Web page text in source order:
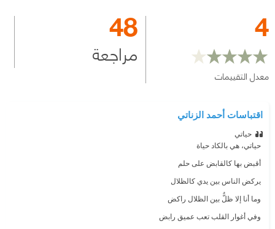
4
معدل التقييمات
48
مراجعة
اقتباسات أحمد الزناتي
حياتي
‫ حياتي، هي بالكاد حياة
‫ أقبض بها كالقابض على حلم
‫ يركض الناس بين يدي كالظلال
‫ وما أنا إلا ظلٌّ بين الظلال راكض
‫ وفي أغوار القلب تعب عميق رابض